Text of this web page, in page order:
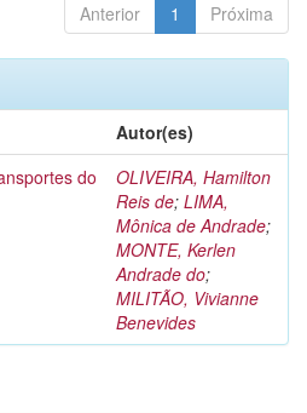
Anterior 1 Próxima
Autor(es)
do
OLIVEIRA, Hamilton
Reis de; LIMA,
Mônica de Andrade;
MONTE, Kerlen
Andrade do;
MILITÃO, Vivianne
Benevides